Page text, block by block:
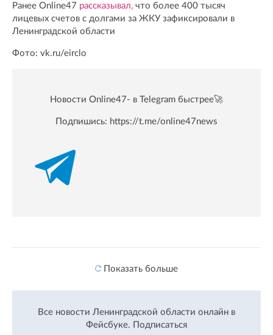
Ранее Online47 рассказывал, что более 400 тысяч
лицевых счетов с долгами за ЖКУ зафиксировали в
Ленинградской области
Фото: vk.ru/eirclo
Новости Online47- в Telegram быстрее🚀
Подпишись: https://t.me/online47news
Показать больше
Все новости Ленинградской области онлайн в
Фейсбуке. Подписаться